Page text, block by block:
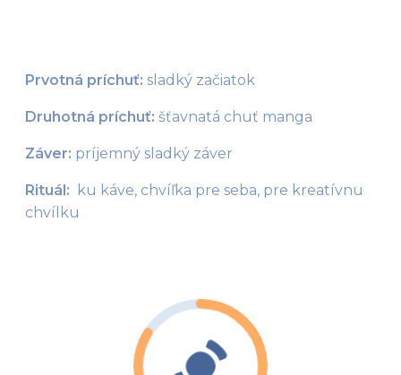
Prvotná príchuť: sladký začiatok
Druhotná príchuť: šťavnatá chuť manga
Záver: príjemný sladký záver
Rituál:
ku káve, chvíľka pre seba, pre kreatívnu
chvílku